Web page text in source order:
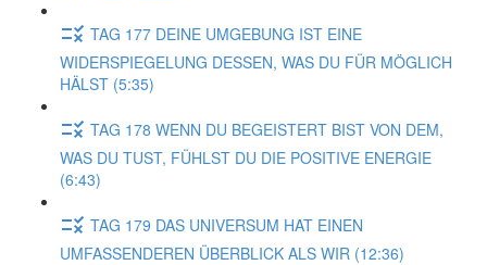
TAG 177 DEINE UMGEBUNG IST EINE
WIDERSPIEGELUNG DESSEN, WAS DU FÜR MÖGLICH
HÄLST (5:35)
TAG 178 WENN DU BEGEISTERT BIST VON DEM,
WAS DU TUST, FÜHLST DU DIE POSITIVE ENERGIE
(6:43)
TAG 179 DAS UNIVERSUM HAT EINEN
UMFASSENDEREN ÜBERBLICK ALS WIR (12:36)